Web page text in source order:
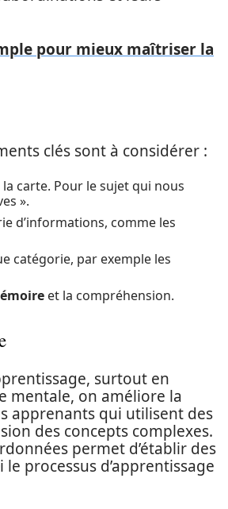
pour mieux maîtriser la
clés sont à considérer :
carte. Pour le sujet qui nous
».
d’informations, comme les
catégorie, par exemple les
et la compréhension.
surtout en
mentale, on améliore la
apprenants qui utilisent des
des concepts complexes.
permet d’établir des
processus d’apprentissage